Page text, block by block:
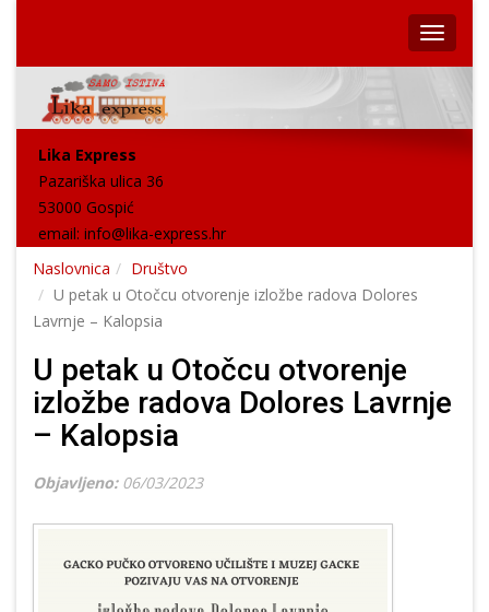
Lika Express
Pazariška ulica 36
53000 Gospić
email: info@lika-express.hr
Naslovnica
Društvo
U petak u Otočcu otvorenje izložbe radova Dolores
Lavrnje – Kalopsia
U petak u Otočcu otvorenje
izložbe radova Dolores Lavrnje
– Kalopsia
Objavljeno: 06/03/2023